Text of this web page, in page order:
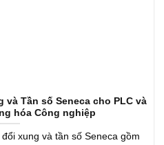
và Tần số Seneca cho PLC và
hóa Công nghiệp
xung và tần số Seneca gồm